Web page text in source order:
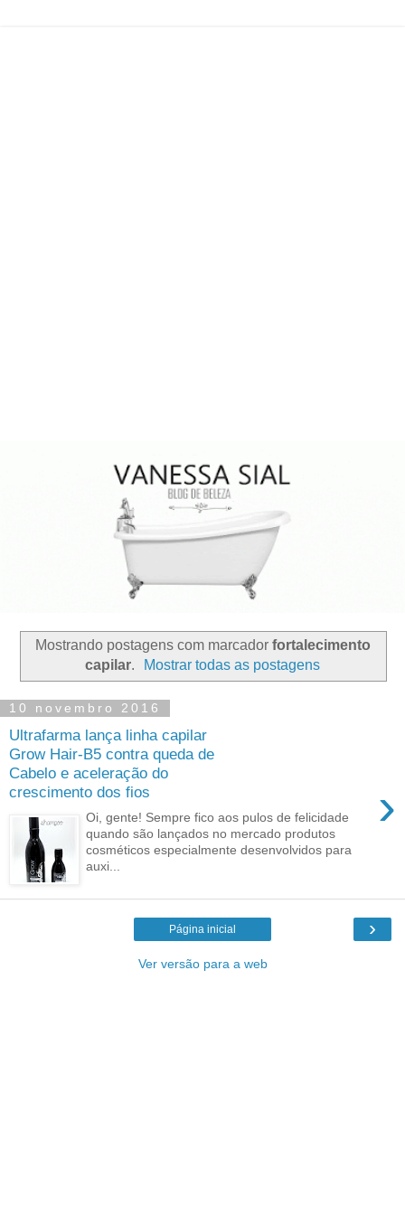
Mostrando postagens com marcador fortalecimento
capilar. Mostrar todas as postagens
10 novembro 2016
Ultrafarma lança linha capilar
Grow Hair-B5 contra queda de
Cabelo e aceleração do
crescimento dos fios
›
Oi, gente! Sempre fico aos pulos de felicidade
quando são lançados no mercado produtos
cosméticos especialmente desenvolvidos para
auxi...
›
Página inicial
Ver versão para a web